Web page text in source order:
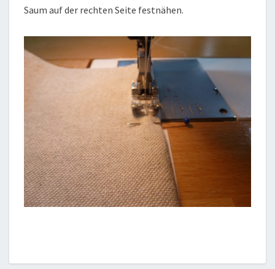
Saum auf der rechten Seite festnähen.